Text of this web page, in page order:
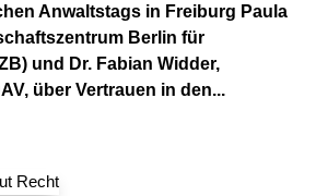
Anwaltstags in Freiburg Paula
Berlin für
und Dr. Fabian Widder,
über Vertrauen in den...